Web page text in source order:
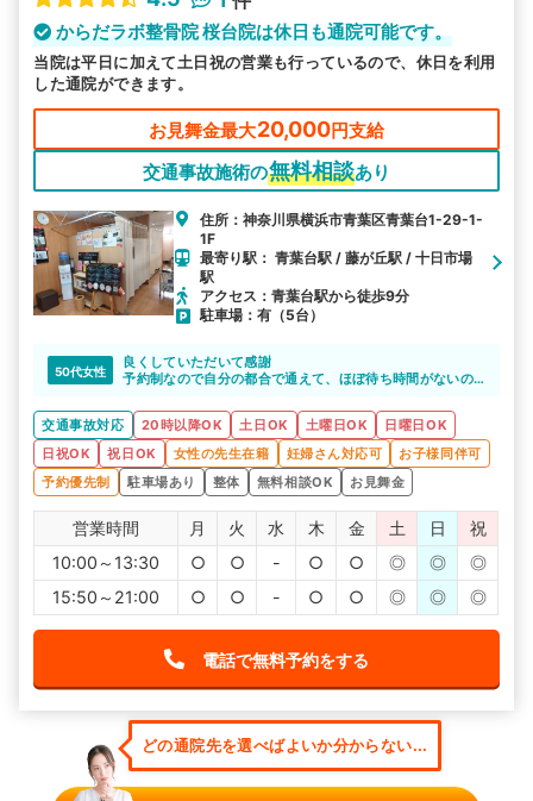
からだラボ整骨院 桜台院は休日も通院可能です。
当院は平日に加えて土日祝の営業も行っているので、休日を利用
した通院ができます。
お見舞金最大20,000円支給
交通事故施術の無料相談あり
住所：神奈川県横浜市青葉区青葉台1-29-1-
1F
最寄り駅： 青葉台駅 / 藤が丘駅 / 十日市場
駅
アクセス：青葉台駅から徒歩9分
駐車場：有（5台）
50代女性
良くしていただいて感謝
予約制なので自分の都合で通えて、ほぼ待ち時間がないの
交通事故対応
20時以降OK 土日OK 土曜日OK
日曜日OK
日祝OK
祝日OK 女性の先生在籍 妊婦さん対応可
お子様同伴可
予約優先制
駐車場あり 整体 無料相談OK お見舞金
営業時間 月 火 水 木 金 土 日
祝
10:00～13:30
○ ○ - ○ ○ ◎ ◎
◎
15:50～21:00
○ ○ - ○ ○ ◎ ◎ ◎
電話で無料予約をする
どの通院先を選べばよいか分からない...